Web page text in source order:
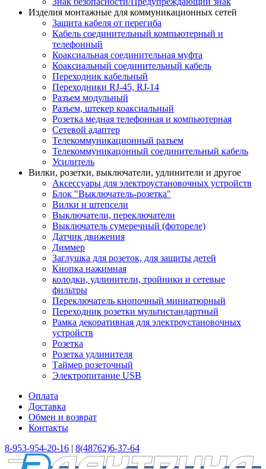
Изделия монтажные для коммуникационных сетей
Защита кабеля от перегиба
Кабель соединительный компьютерный и
телефонный
Коаксиальная соединительная муфта
Коаксиальный соединительный кабель
Переходник кабельный
Переходники RJ-45, RJ-14
Разъем модульный
Разъем, штекер коаксиальный
Розетка медная телефонная и компьютерная
Сетевой адаптер
Телекоммуникационный разъем
Телекоммуникацонный соединительный кабель
Усилитель
Вилки, розетки, выключатели, удлинители и другое
Аксессуары для электроустановочных устройств
Блок "Выключатель-розетка"
Вилки и штепсели
Выключатели, переключатели
Выключатель сумеречный (фотореле)
Датчик движения
Диммер
Заглушка для розеток, для защиты детей
Кнопка нажимная
колодки, удлинители, тройники и сетевые
фильтры
Переключатель кнопочный миниатюрный
Переходник розетки мультистандартный
Рамка декоративная для электроустановочных
устройств
Розетка
Розетка удлинителя
Таймер розеточный
Электропитание USB
Оплата
Доставка
Обмен и возврат
Контакты
8-953-954-20-16 | 8(48762)6-37-64